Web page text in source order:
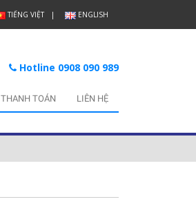
TIẾNG VIỆT ENGLISH
Hotline 0908 090 989
THANH TOÁN LIÊN HỆ